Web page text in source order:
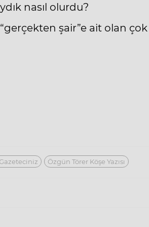
nasıl olurdu?
“gerçekten şair”e ait olan
Özgün Törer Köşe Yazısı